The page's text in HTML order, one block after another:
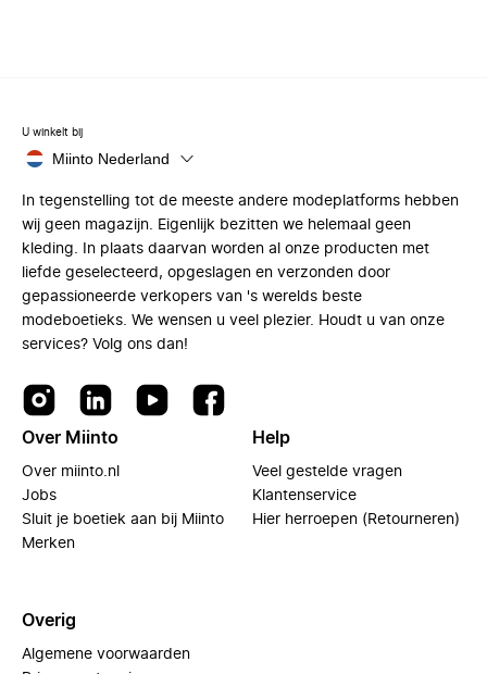
U winkelt bij
Miinto Nederland
In tegenstelling tot de meeste andere modeplatforms hebben
wij geen magazijn. Eigenlijk bezitten we helemaal geen
kleding. In plaats daarvan worden al onze producten met
liefde geselecteerd, opgeslagen en verzonden door
gepassioneerde verkopers van 's werelds beste
modeboetieks. We wensen u veel plezier. Houdt u van onze
services? Volg ons dan!
Over Miinto
Over miinto.nl
Jobs
Sluit je boetiek aan bij Miinto
Merken
Help
Veel gestelde vragen
Klantenservice
Hier herroepen (Retourneren)
Overig
Algemene voorwaarden